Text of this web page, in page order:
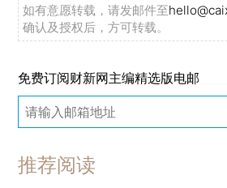
如有意愿转载，请发邮件至
确认及授权后，方可转载。
免费订阅财新网主编精选版电邮
推荐阅读